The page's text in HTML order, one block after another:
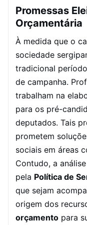
Promessas
Orçamentária
À medida que o
sociedade
tradicional
de campanha.
trabalham na
para os pré-
deputados. Tais
prometem
sociais em áreas
Contudo, a
pela Política de
que sejam
origem dos
orçamento para